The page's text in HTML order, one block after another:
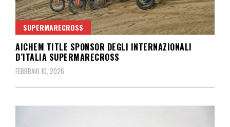
SUPERMARECROSS
AICHEM TITLE SPONSOR DEGLI INTERNAZIONALI
D’ITALIA SUPERMARECROSS
FEBBRAIO 10, 2026